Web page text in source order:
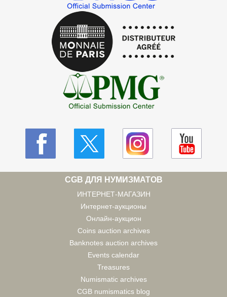
CGB ДЛЯ НУМИЗМАТОВ
ИНТЕРНЕТ-МАГАЗИН
Интернет-аукционы
Онлайн-аукцион
Coins auction archives
Banknotes auction archives
Events calendar
Treasures
Numismatic archives
CGB numismatics blog